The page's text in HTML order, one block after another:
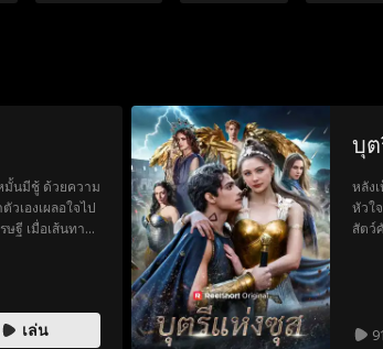
มั้นมีชู้ ด้วยความ
เองเผลอใจไป
ฐี เมื่อเส้นทาง
เล่น
บุ
หลัง
หัวใ
สัตว์